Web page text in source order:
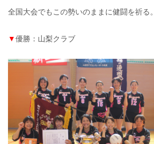
全国大会でもこの勢いのままに健闘を祈る。
▼優勝：山梨クラブ